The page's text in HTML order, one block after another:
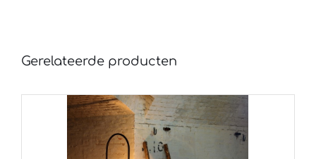
Gerelateerde producten